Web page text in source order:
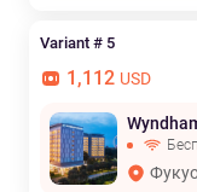
Variant # 5
1,112 USD